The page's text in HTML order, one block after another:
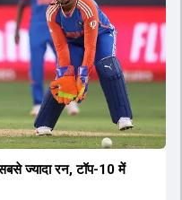
ज्यादा रन, टॉप-10 में